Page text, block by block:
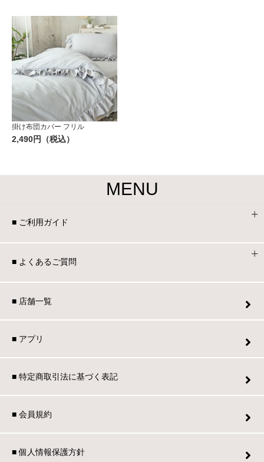
掛け布団カバー フリル
2,490円（税込）
MENU
■ ご利用ガイド
■ よくあるご質問
■ 店舗一覧
■ アプリ
■ 特定商取引法に基づく表記
■ 会員規約
■ 個人情報保護方針